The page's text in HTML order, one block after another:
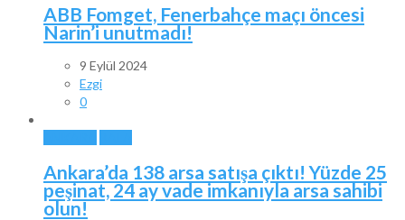
ABB Fomget, Fenerbahçe maçı öncesi
Narin’i unutmadı!
9 Eylül 2024
Ezgi
0
Ankara’da 138 arsa satışa çıktı! Yüzde 25
peşinat, 24 ay vade imkanıyla arsa sahibi
olun!